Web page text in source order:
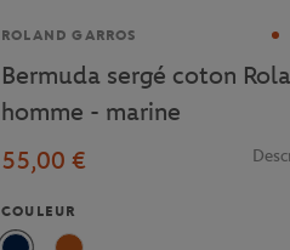
Marque
ROLAND GARROS
Bermuda sergé coton
homme - marine
55,00 €
COULEUR